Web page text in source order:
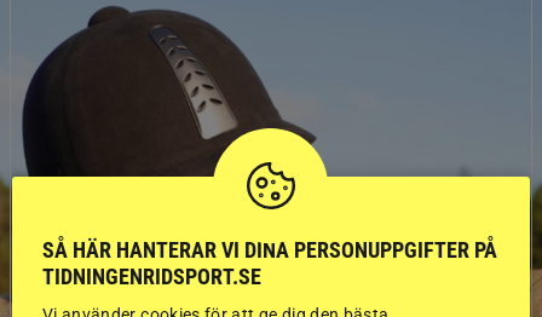
SÅ HÄR HANTERAR VI DINA PERSONUPPGIFTER PÅ
TIDNINGENRIDSPORT.SE